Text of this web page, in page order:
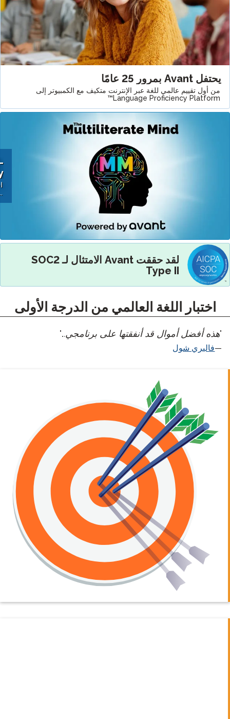
للغة عبر الإنترنت متكيف مع الكمبيوتر إلى
Language
لقد حققت Avant الامتثال لـ SOC2
العالمي من الدرجة الأولى
قد أنفقتها على برنامجي..."
والدقيق
يضمن التحكم
الصارم في
الجودة
والتدريب
الرائد في
الصناعة أن
اختبارات اللغة
Avant هي
الأكثر موثوقية
في الصناعة.
تعرف